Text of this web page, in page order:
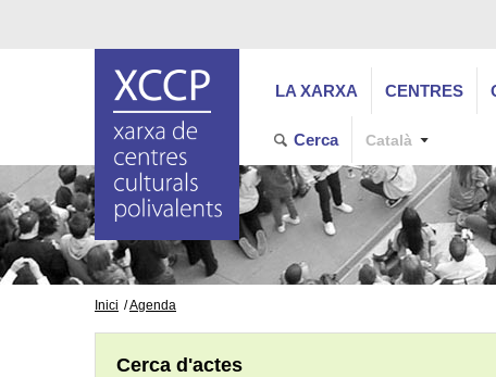
LA XARXA CENTRES
Cerca Català
Inici Agenda
Cerca d'actes